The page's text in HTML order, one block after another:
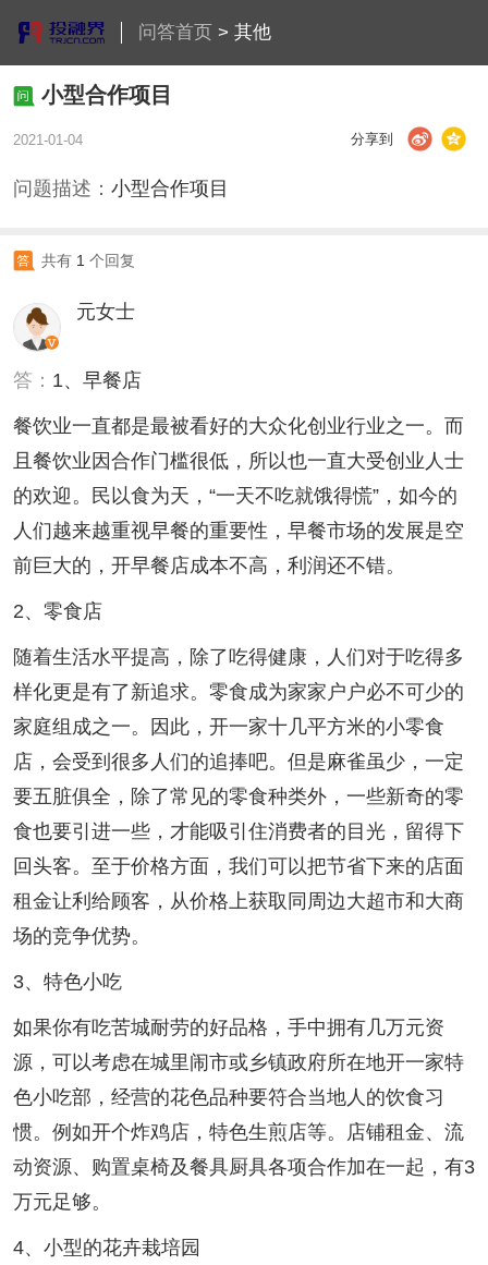
问答首页> 其他
小型合作项目
2021-01-04 分享到
问题描述： 小型合作项目
共有 1 个回复
元女士
答： 1、早餐店
餐饮业一直都是最被看好的大众化创业行业之一。而
且餐饮业因合作门槛很低，所以也一直大受创业人士
的欢迎。民以食为天，“一天不吃就饿得慌”，如今的
人们越来越重视早餐的重要性，早餐市场的发展是空
前巨大的，开早餐店成本不高，利润还不错。
2、零食店
随着生活水平提高，除了吃得健康，人们对于吃得多
样化更是有了新追求。零食成为家家户户必不可少的
家庭组成之一。因此，开一家十几平方米的小零食
店，会受到很多人们的追捧吧。但是麻雀虽少，一定
要五脏俱全，除了常见的零食种类外，一些新奇的零
食也要引进一些，才能吸引住消费者的目光，留得下
回头客。至于价格方面，我们可以把节省下来的店面
租金让利给顾客，从价格上获取同周边大超市和大商
场的竞争优势。
3、特色小吃
如果你有吃苦城耐劳的好品格，手中拥有几万元资
源，可以考虑在城里闹市或乡镇政府所在地开一家特
色小吃部，经营的花色品种要符合当地人的饮食习
惯。例如开个炸鸡店，特色生煎店等。店铺租金、流
动资源、购置桌椅及餐具厨具各项合作加在一起，有3
万元足够。
4、小型的花卉栽培园